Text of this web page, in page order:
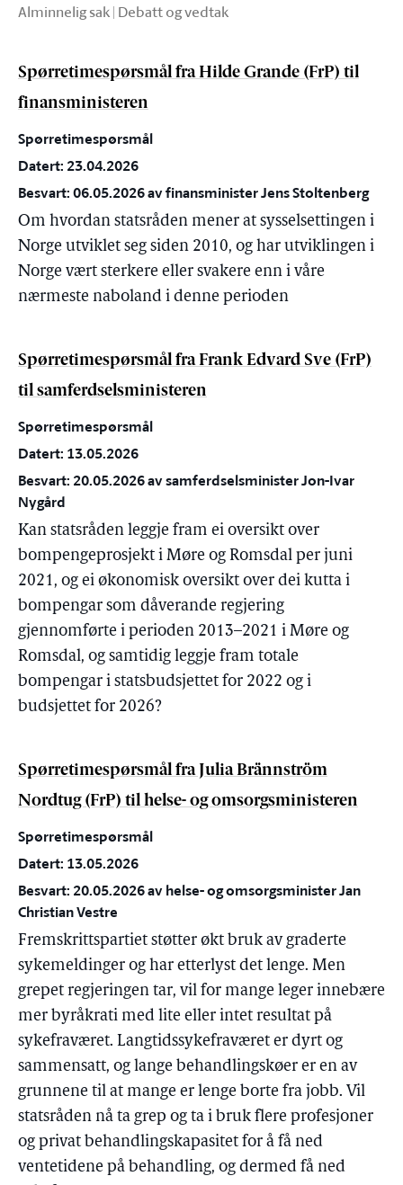
Alminnelig sak | Debatt og vedtak
Spørretimespørsmål fra Hilde Grande (FrP) til
finansministeren
Spørretimespørsmål
Datert: 23.04.2026
Besvart: 06.05.2026 av finansminister Jens Stoltenberg
Om hvordan statsråden mener at sysselsettingen i
Norge utviklet seg siden 2010, og har utviklingen i
Norge vært sterkere eller svakere enn i våre
nærmeste naboland i denne perioden
Spørretimespørsmål fra Frank Edvard Sve (FrP)
til samferdselsministeren
Spørretimespørsmål
Datert: 13.05.2026
Besvart: 20.05.2026 av samferdselsminister Jon-Ivar
Nygård
Kan statsråden leggje fram ei oversikt over
bompengeprosjekt i Møre og Romsdal per juni
2021, og ei økonomisk oversikt over dei kutta i
bompengar som dåverande regjering
gjennomførte i perioden 2013–2021 i Møre og
Romsdal, og samtidig leggje fram totale
bompengar i statsbudsjettet for 2022 og i
budsjettet for 2026?
Spørretimespørsmål fra Julia Brännström
Nordtug (FrP) til helse- og omsorgsministeren
Spørretimespørsmål
Datert: 13.05.2026
Besvart: 20.05.2026 av helse- og omsorgsminister Jan
Christian Vestre
Fremskrittspartiet støtter økt bruk av graderte
sykemeldinger og har etterlyst det lenge. Men
grepet regjeringen tar, vil for mange leger innebære
mer byråkrati med lite eller intet resultat på
sykefraværet. Langtidssykefraværet er dyrt og
sammensatt, og lange behandlingskøer er en av
grunnene til at mange er lenge borte fra jobb. Vil
statsråden nå ta grep og ta i bruk flere profesjoner
og privat behandlingskapasitet for å få ned
ventetidene på behandling, og dermed få ned